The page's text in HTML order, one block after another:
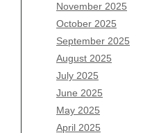
November 2025
October 2025
September 2025
August 2025
July 2025
June 2025
May 2025
April 2025
August 2026
July 2026
June 2026
May 2026
April 2026
March 2026
February 2026